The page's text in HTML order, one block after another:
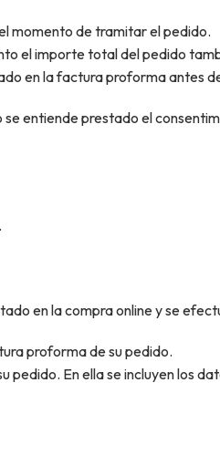
momento de tramitar el pedido.
el importe total del pedido
en la factura proforma antes
entiende prestado el
en la compra online y se
proforma de su pedido.
pedido. En ella se incluyen los